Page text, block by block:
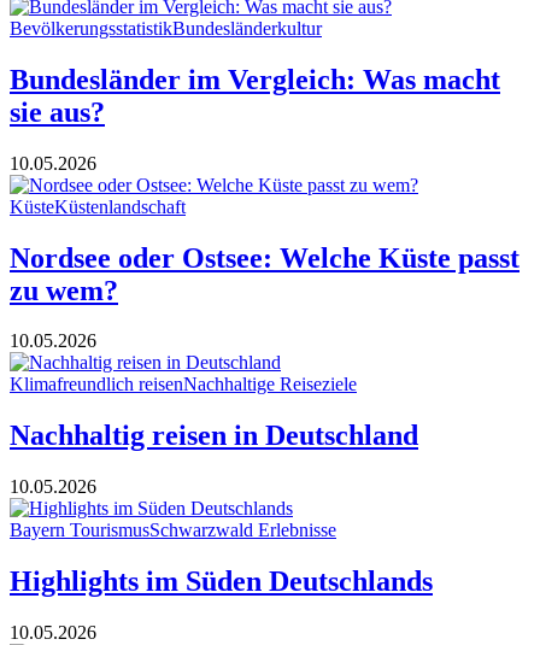
BevölkerungsstatistikBundesländerkultur
Bundesländer im Vergleich: Was macht
sie aus?
10.05.2026
KüsteKüstenlandschaft
Nordsee oder Ostsee: Welche Küste passt
zu wem?
10.05.2026
Klimafreundlich reisenNachhaltige Reiseziele
Nachhaltig reisen in Deutschland
10.05.2026
Bayern TourismusSchwarzwald Erlebnisse
Highlights im Süden Deutschlands
10.05.2026